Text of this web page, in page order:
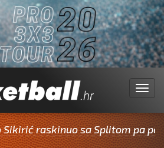
Menu
sa Splitom pa potpisao